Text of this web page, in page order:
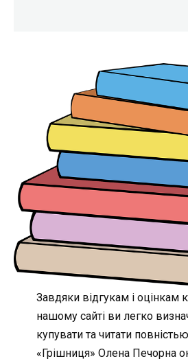
Завдяки відгукам і оцінкам
нашому сайті ви легко
купувати та читати
«Грішниця» Олена Печорна